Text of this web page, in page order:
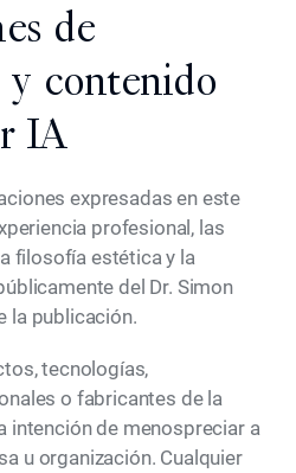
de
y contenido
IA
expresadas en este
profesional, las
filosofía estética y la
del Dr. Simon
la publicación.
tecnologías,
o fabricantes de la
intención de menospreciar a
u organización. Cualquier